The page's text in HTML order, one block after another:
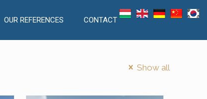
OUR REFERENCES CONTACT
Show all